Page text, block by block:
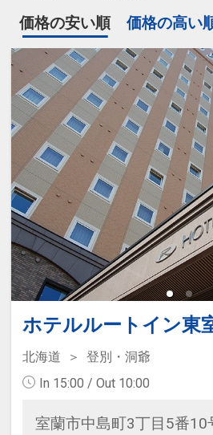
価格の安い順
価格の高い
ホテルルートイン東
北海道
登別・洞爺
In 15:00 / Out 10:00
室蘭市中島町3丁目5番10